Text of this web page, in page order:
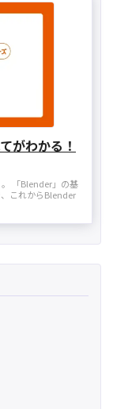
がわかる！
「Blender」の基
これからBlender